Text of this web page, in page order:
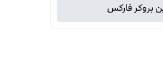
بروکر فارکس